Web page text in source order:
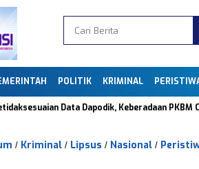
POLITIK KRIMINAL
Data Dapodik, Keberadaan PKBM
/ Kriminal / Lipsus / Nasional /